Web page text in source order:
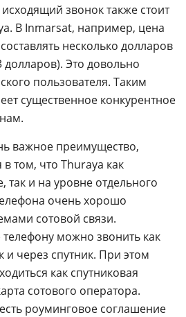
звонок также стоит
В Inmarsat, например, цена
несколько долларов
Это довольно
пользователя. Таким
существенное конкурентное
важное преимущество,
том, что Thuraya как
так и на уровне отдельного
очень хорошо
сотовой связи.
можно звонить как
и через спутник. При этом
как спутниковая
сотового оператора.
роуминговое соглашение